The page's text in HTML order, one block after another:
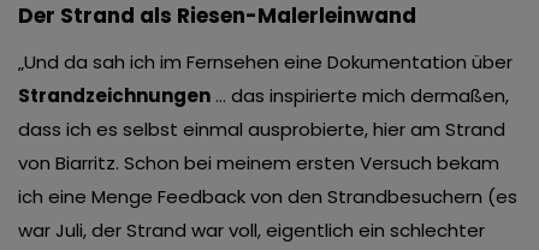
Der Strand als Riesen-Malerleinwand
„Und da sah ich im Fernsehen eine Dokumentation über
Strandzeichnungen … das inspirierte mich dermaßen,
dass ich es selbst einmal ausprobierte, hier am Strand
von Biarritz. Schon bei meinem ersten Versuch bekam
ich eine Menge Feedback von den Strandbesuchern (es
war Juli, der Strand war voll, eigentlich ein schlechter